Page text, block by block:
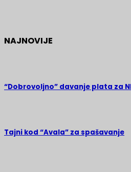
NAJNOVIJE
“Dobrovoljno” davanje plata za
Tajni kod “Avala” za spašavanje